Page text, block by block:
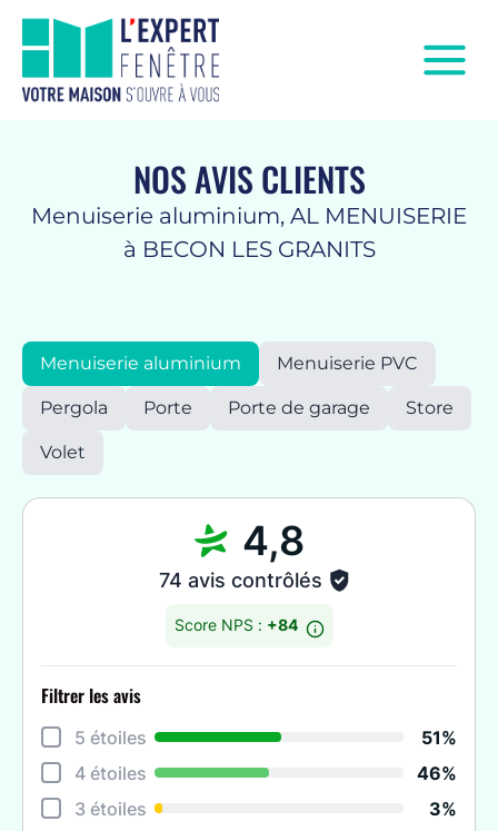
Menuiserie aluminium, AL MENUISERIE
à BECON LES GRANITS
NOS AVIS CLIENTS
Menuiserie aluminium Menuiserie PVC
Pergola Porte Porte de garage Store
Volet
4,8
74 avis contrôlés
Score NPS : +84
Filtrer les avis
5 étoiles
51%
4 étoiles
46%
3 étoiles
3%